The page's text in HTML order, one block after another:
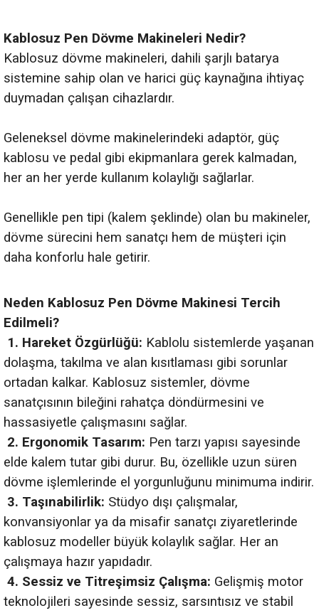
Kablosuz Pen Dövme Makineleri Nedir?
Kablosuz dövme makineleri, dahili şarjlı batarya
sistemine sahip olan ve harici güç kaynağına ihtiyaç
duymadan çalışan cihazlardır.
Geleneksel dövme makinelerindeki adaptör, güç
kablosu ve pedal gibi ekipmanlara gerek kalmadan,
her an her yerde kullanım kolaylığı sağlarlar.
Genellikle pen tipi (kalem şeklinde) olan bu makineler,
dövme sürecini hem sanatçı hem de müşteri için
daha konforlu hale getirir.
Neden Kablosuz Pen Dövme Makinesi Tercih
Edilmeli?
1. Hareket Özgürlüğü: Kablolu sistemlerde yaşanan
dolaşma, takılma ve alan kısıtlaması gibi sorunlar
ortadan kalkar. Kablosuz sistemler, dövme
sanatçısının bileğini rahatça döndürmesini ve
hassasiyetle çalışmasını sağlar.
2. Ergonomik Tasarım: Pen tarzı yapısı sayesinde
elde kalem tutar gibi durur. Bu, özellikle uzun süren
dövme işlemlerinde el yorgunluğunu minimuma indirir.
3. Taşınabilirlik: Stüdyo dışı çalışmalar,
konvansiyonlar ya da misafir sanatçı ziyaretlerinde
kablosuz modeller büyük kolaylık sağlar. Her an
çalışmaya hazır yapıdadır.
4. Sessiz ve Titreşimsiz Çalışma: Gelişmiş motor
teknolojileri sayesinde sessiz, sarsıntısız ve stabil